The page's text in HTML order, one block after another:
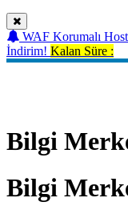
WAF Korumalı
İndirim! Kalan Süre :
Bilgi
Bilgi